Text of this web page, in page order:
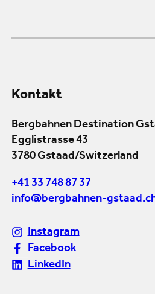
Kontakt
Bergbahnen Destination
Egglistrasse 43
3780 Gstaad/Switzerland
+41 33 748 87 37
info@bergbahnen-
Instagram
Facebook
LinkedIn